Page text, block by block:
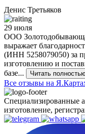
Денис Третьяков
29 июля
ООО
выражает
(ИНН 5258079050) за
изготовлению и
базе...
Читать
Все отзывы на
Специализированные
изготовление,